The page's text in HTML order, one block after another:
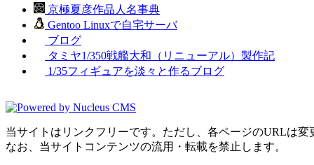
京極夏彦作品人名事典
Gentoo Linuxで自宅サーバ
ブログ
タミヤ1/350戦艦大和（リニューアル）製作記
1/35フィギュアを淡々と作るブログ
当サイトはリンクフリーです。ただし、各ページのURLは変
なお、当サイトコンテンツの流用・転載を禁止します。